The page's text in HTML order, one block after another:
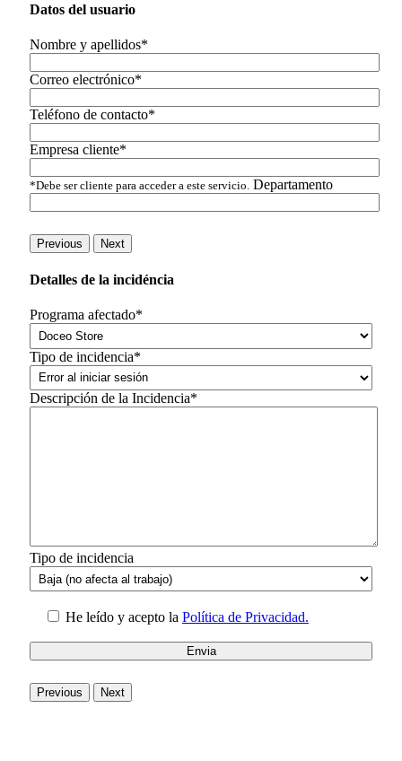
Datos del usuario
Nombre y apellidos*
Correo electrónico*
Teléfono de contacto*
Empresa cliente*
*Debe ser cliente para acceder a este servicio. Departamento
Previous Next
Detalles de la incidéncia
Programa afectado*
Tipo de incidencia*
Descripción de la Incidencia*
Tipo de incidencia
He leído y acepto la Política de Privacidad.
Previous Next